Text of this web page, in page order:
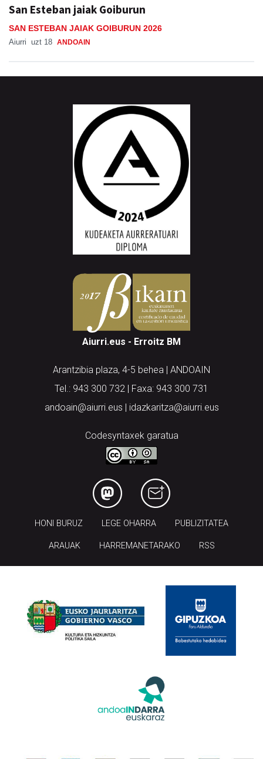
San Esteban jaiak Goiburun
SAN ESTEBAN JAIAK GOIBURUN 2026
Aiurri uzt 18 ANDOAIN
Aiurri.eus - Erroitz BM
Arantzibia plaza, 4-5 behea | ANDOAIN
Tel.: 943 300 732 | Faxa: 943 300 731
andoain@aiurri.eus | idazkaritza@aiurri.eus
Codesyntaxek garatua
HONI BURUZ LEGE OHARRA PUBLIZITATEA
ARAUAK HARREMANETARAKO RSS